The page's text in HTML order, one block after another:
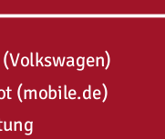
(mobile.de)